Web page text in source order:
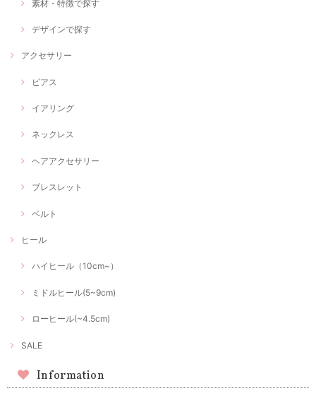
素材・特徴で探す
デザインで探す
アクセサリー
ピアス
イアリング
ネックレス
ヘアアクセサリー
ブレスレット
ベルト
ヒール
ハイヒール（10cm~）
ミドルヒール(5~9cm)
ローヒール(~4.5cm)
SALE
Information